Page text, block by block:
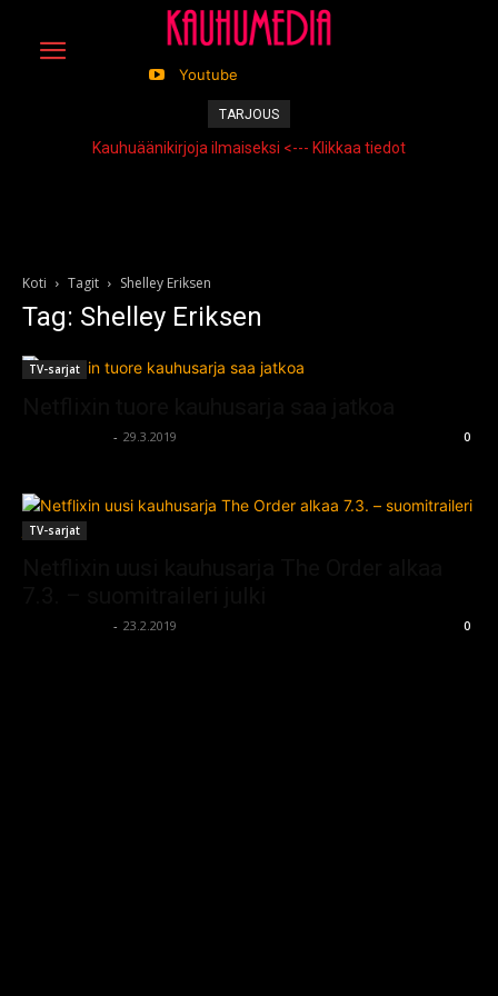
Youtube
TARJOUS
Kauhuäänikirjoja ilmaiseksi <--- Klikkaa tiedot
Koti Tagit Shelley Eriksen
Tag: Shelley Eriksen
TV-sarjat
- 29.3.2019 0
TV-sarjat
- 23.2.2019 0